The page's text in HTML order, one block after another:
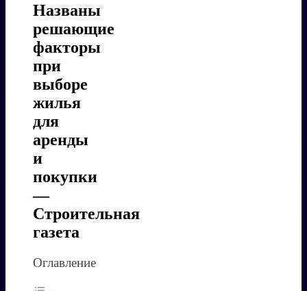
Названы
решающие
факторы
при
выборе
жилья
для
аренды
и
покупки
—
Строительная
газета
Оглавление